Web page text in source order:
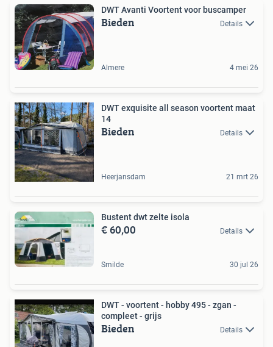
DWT Avanti Voortent voor buscamper
Bieden Details
Almere 4 mei 26
DWT exquisite all season voortent maat
14
Bieden Details
Heerjansdam 21 mrt 26
Bustent dwt zelte isola
€ 60,00 Details
Smilde 30 jul 26
DWT - voortent - hobby 495 - zgan -
compleet - grijs
Bieden Details